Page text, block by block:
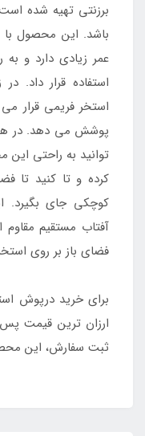
برزنتی تهیه شده
باشد. این محصول با
عمر زیادی دارد و
استفاده قرار داد.
استخر فریمی قرار
پوشش می دهد. در
توانید به راحتی
کرده و تا کنید تا
کوچکی جای بگیرد.
آفتاب مستقیم
فضای باز بر روی
ارزان ترین قیمت
ثبت سفارش، این